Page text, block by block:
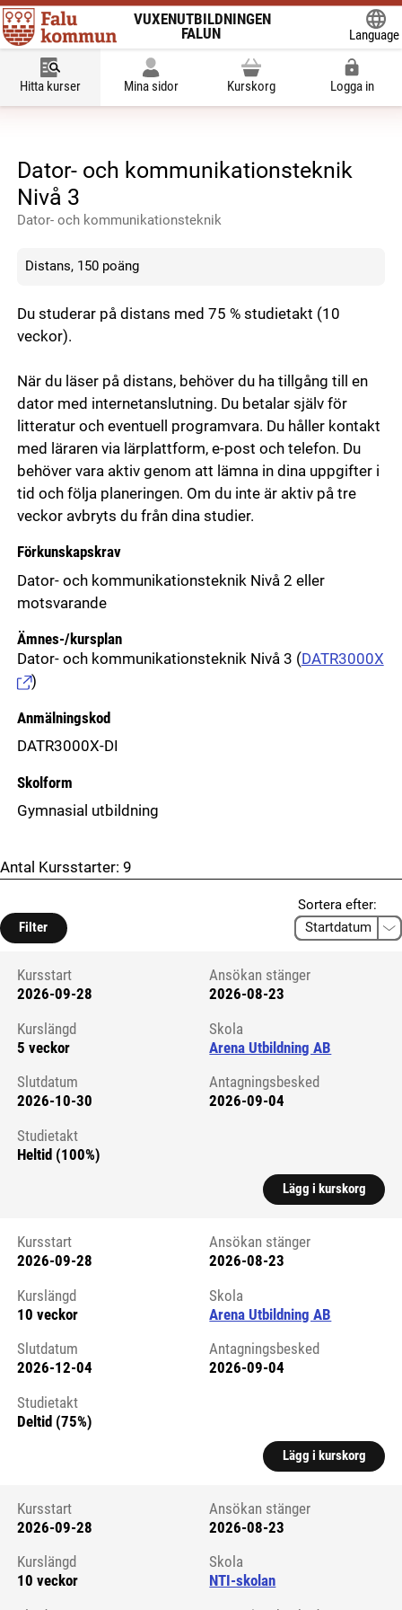
VUXENUTBILDNINGEN
FALUN
Language
Hitta kurser Mina sidor Kurskorg Logga in
Dator- och kommunikationsteknik
Nivå 3
Dator- och kommunikationsteknik
Distans, 150 poäng
Du studerar på distans med 75 % studietakt (10
veckor).
När du läser på distans, behöver du ha tillgång till en
dator med internetanslutning. Du betalar själv för
litteratur och eventuell programvara. Du håller kontakt
med läraren via lärplattform, e-post och telefon. Du
behöver vara aktiv genom att lämna in dina uppgifter i
tid och följa planeringen. Om du inte är aktiv på tre
veckor avbryts du från dina studier.
Förkunskapskrav
Dator- och kommunikationsteknik Nivå 2 eller
motsvarande
Ämnes-/kursplan
Dator- och kommunikationsteknik Nivå 3 ( DATR3000X
)
Anmälningskod
DATR3000X-DI
Skolform
Gymnasial utbildning
Antal Kursstarter: 9
Filter
Sortera efter:
Kursstart 6265512
Kursstart
2026-09-28
Ansökan stänger
2026-08-23
Kurslängd
5 veckor
Skola
Arena Utbildning AB
Slutdatum
2026-10-30
Antagningsbesked
2026-09-04
Studietakt
Heltid (100%)
Lägg i kurskorg
Kursstart 6266196
Kursstart
2026-09-28
Ansökan stänger
2026-08-23
Kurslängd
10 veckor
Skola
Arena Utbildning AB
Slutdatum
2026-12-04
Antagningsbesked
2026-09-04
Studietakt
Deltid (75%)
Lägg i kurskorg
Kursstart 6270275
Kursstart
2026-09-28
Ansökan stänger
2026-08-23
Kurslängd
10 veckor
Skola
NTI-skolan